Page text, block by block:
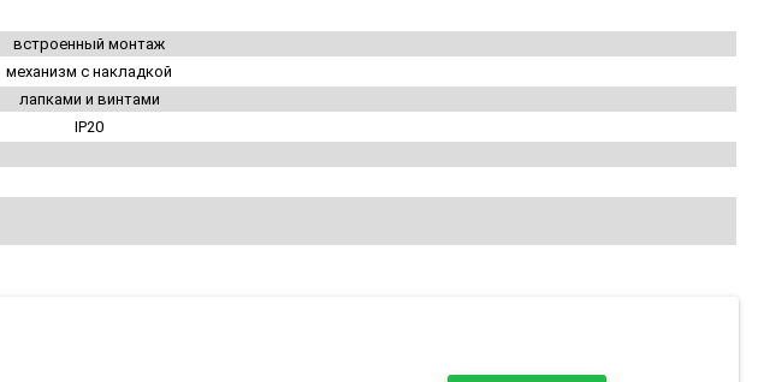
встроенный монтаж
механизм с накладкой
лапками и винтами
IP20